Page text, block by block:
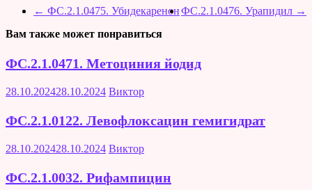
← ФС.2.1.0475. УбидекаренонФС.2.1.0476. Урапидил →
Вам также может понравиться
ФС.2.1.0471. Метоциния йодид
28.10.202428.10.2024 Виктор
ФС.2.1.0122. Левофлоксацин гемигидрат
28.10.202428.10.2024 Виктор
ФС.2.1.0032. Рифампицин